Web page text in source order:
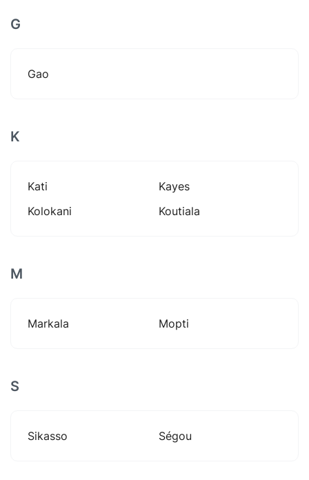
G
Gao
K
Kati
Kayes
Kolokani
Koutiala
M
Markala Mopti
S
Sikasso Ségou